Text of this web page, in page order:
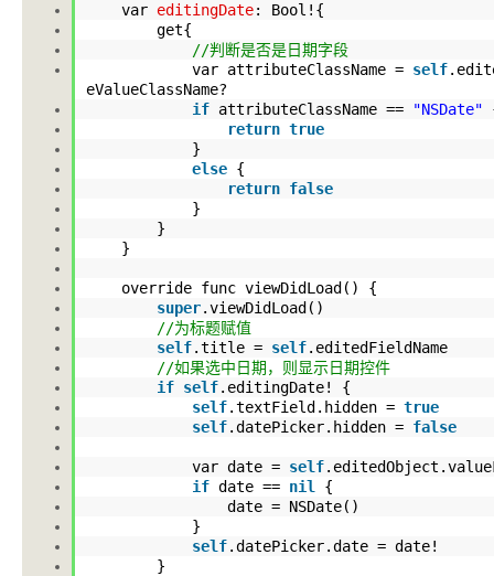
var editingDate: Bool!{
get{
//判断是否是日期字段
var attributeClassName = self
eValueClassName?
if attributeClassName == "NSDate"
return true
}
else {
return false
}
}
}
override func viewDidLoad() {
super.viewDidLoad ()
//为标题赋值
self.title = self.editedFieldName
//如果选中日期，则显示日期控件
if self.editingDate! {
self.textField .hidden = true
self.datePicker.hidden = false
var date = self.editedObject
if date == nil
{
date = NSDate()
}
self.datePicker.date = date!
}